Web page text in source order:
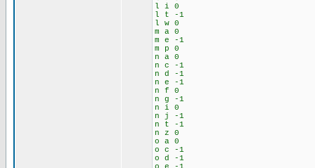
l i 0
l t -1
l w 0
m a 0
m e -1
m p 0
n a 0
n c -1
n d -1
n e -1
n f 0
n g -1
n i 0
n j -1
n t -1
n z 0
o a 0
o c -1
o d -1